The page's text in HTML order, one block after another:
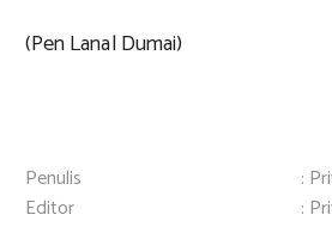
(Pen Lanal Dumai)
Penulis
:
Editor
: